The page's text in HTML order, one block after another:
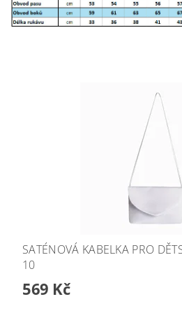
SATÉNOVÁ KABELKA PRO
10
569 Kč